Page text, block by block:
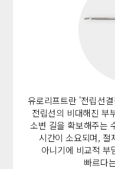
유로리프트란 '전립선
전립선의 비대해진 부
소변 길을 확보해주는
시간이 소요되며, 절
아니기에 비교적 부
빠르다